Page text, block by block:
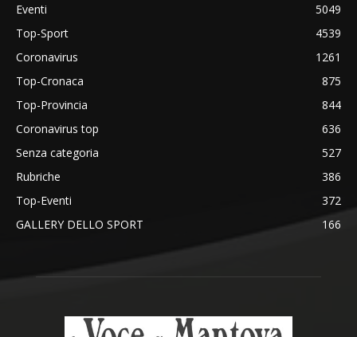
Eventi
5049
Top-Sport
4539
Coronavirus
1261
Top-Cronaca
875
Top-Provincia
844
Coronavirus top
636
Senza categoria
527
Rubriche
386
Top-Eventi
372
GALLERY DELLO SPORT
166